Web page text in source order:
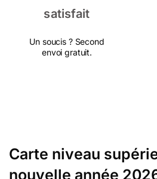
satisfait
Un soucis ? Second
envoi gratuit.
Carte niveau
nouvelle année